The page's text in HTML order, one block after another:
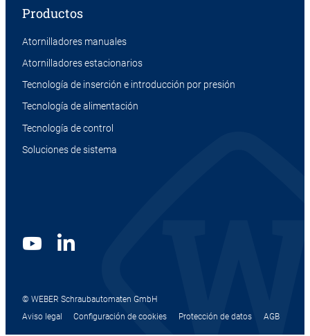
Productos
Atornilladores manuales
Atornilladores estacionarios
Tecnología de inserción e introducción por presión
Tecnología de alimentación
Tecnología de control
Soluciones de sistema
© WEBER Schraubautomaten GmbH
Aviso legal
Configuración de cookies Protección de datos AGB